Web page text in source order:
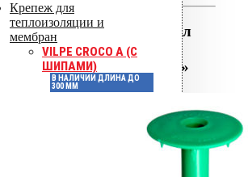
Крепеж для
теплоизоляции и
мембран
VILPE CROCO A (С
ШИПАМИ)
В НАЛИЧИИ ДЛИНА ДО
300 ММ
Будьте первым, кто оставил
отзыв на «Добойник для
перфоратора 800 мм SDS+»